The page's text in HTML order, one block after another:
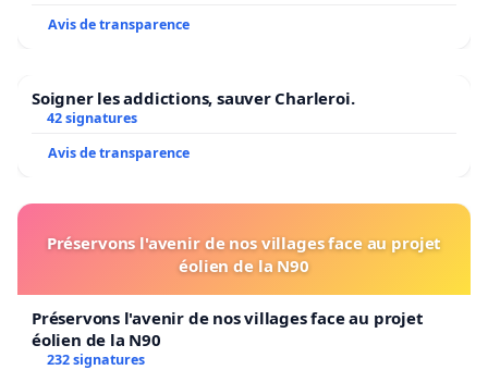
Avis de transparence
Soigner les addictions, sauver Charleroi.
42 signatures
Avis de transparence
Préservons l'avenir de nos villages face au projet
éolien de la N90
Préservons l'avenir de nos villages face au projet
éolien de la N90
232 signatures